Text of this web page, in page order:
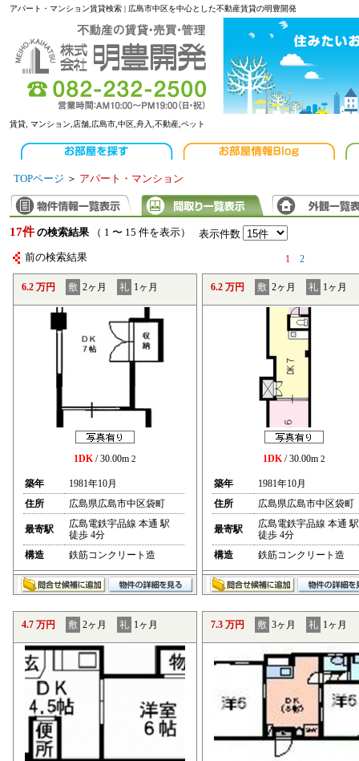
アパート・マンション賃貸検索 | 広島市中区を中心とした不動産賃貸の明豊開発
賃貸, マンション,店舗,広島市,中区,舟入,不動産,ペット
TOPページ ＞ アパート・マンション
17件 の検索結果 （ 1 〜 15 件を表示） 表示件数
前の検索結果 1 2
6.2 万円 敷 2ヶ月 礼 1ヶ月
1DK/ 30.00m 2
築年
1981年10月
住所
広島県広島市中区袋町
最寄駅
広島電鉄宇品線 本通 駅
徒歩 4分
構造
鉄筋コンクリート造
6.2 万円 敷 2ヶ月 礼 1ヶ月
1DK/ 30.00m 2
築年
1981年10月
住所
広島県広島市中区袋町
最寄駅
広島電鉄宇品線 本通 駅
徒歩 4分
構造
鉄筋コンクリート造
4.7 万円 敷 2ヶ月 礼 1ヶ月 7.3 万円 敷 3ヶ月 礼 1ヶ月